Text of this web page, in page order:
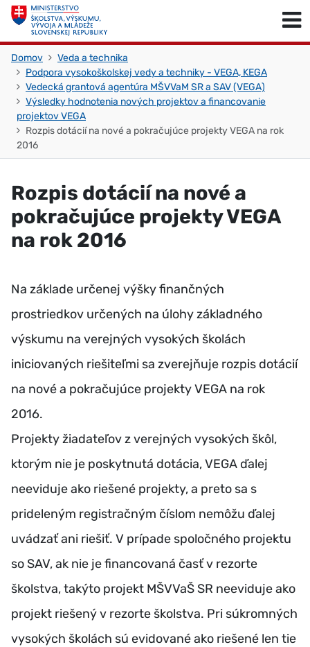
Skočiť na obsah
Domov
Veda a technika
Podpora vysokoškolskej vedy a techniky - VEGA, KEGA
Vedecká grantová agentúra MŠVVaM SR a SAV (VEGA)
Výsledky hodnotenia nových projektov a financovanie
projektov VEGA
Rozpis dotácií na nové a pokračujúce projekty VEGA na rok
2016
Rozpis dotácií na nové a
pokračujúce projekty VEGA
na rok 2016
Na základe určenej výšky finančných
prostriedkov určených na úlohy základného
výskumu na verejných vysokých školách
iniciovaných riešiteľmi sa zverejňuje rozpis dotácií
na nové a pokračujúce projekty VEGA na rok
2016.
Projekty žiadateľov z verejných vysokých škôl,
ktorým nie je poskytnutá dotácia, VEGA ďalej
neeviduje ako riešené projekty, a preto sa s
prideleným registračným číslom nemôžu ďalej
uvádzať ani riešiť. V prípade spoločného projektu
so SAV, ak nie je financovaná časť v rezorte
školstva, takýto projekt MŠVVaŠ SR neeviduje ako
projekt riešený v rezorte školstva. Pri súkromných
vysokých školách sú evidované ako riešené len tie
Skočiť na začiatok stránky